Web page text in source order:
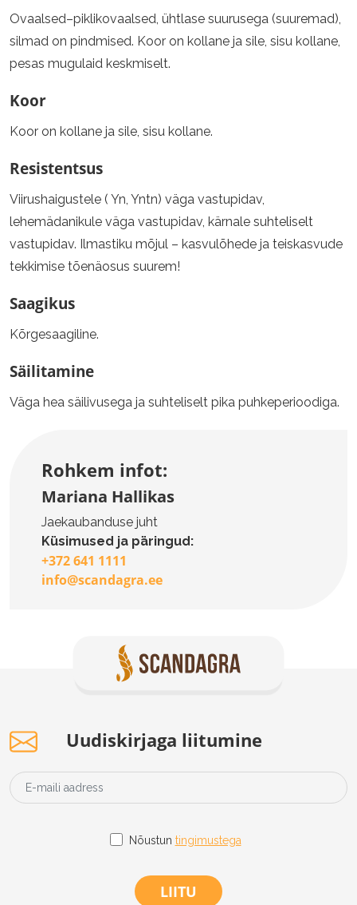
Ovaalsed–piklikovaalsed, ühtlase suurusega (suuremad),
silmad on pindmised. Koor on kollane ja sile, sisu kollane,
pesas mugulaid keskmiselt.
Koor
Koor on kollane ja sile, sisu kollane.
Resistentsus
Viirushaigustele ( Yn, Yntn) väga vastupidav,
lehemädanikule väga vastupidav, kärnale suhteliselt
vastupidav. Ilmastiku mõjul – kasvulõhede ja teiskasvude
tekkimise tõenäosus suurem!
Saagikus
Kõrgesaagiline.
Säilitamine
Väga hea säilivusega ja suhteliselt pika puhkeperioodiga.
Rohkem infot:
Mariana Hallikas
Jaekaubanduse juht
Küsimused ja päringud:
+372 641 1111
info@scandagra.ee
Uudiskirjaga liitumine
Nõustun tingimustega
LIITU